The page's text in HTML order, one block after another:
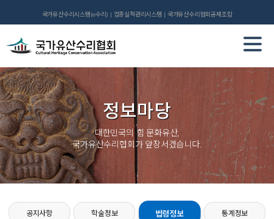
국가유산수리시스템(e수리) 업종실적관리시스템 국가유산수리협회공제조합
정보마당
대한민국의 힘 문화유산,
국가유산수리협회가 앞장서겠습니다.
공지사항 학술정보 법령정보 통계정보